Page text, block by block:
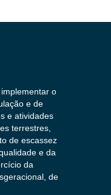
o
e de
e atividades
terrestres,
de escassez
e da
da
de